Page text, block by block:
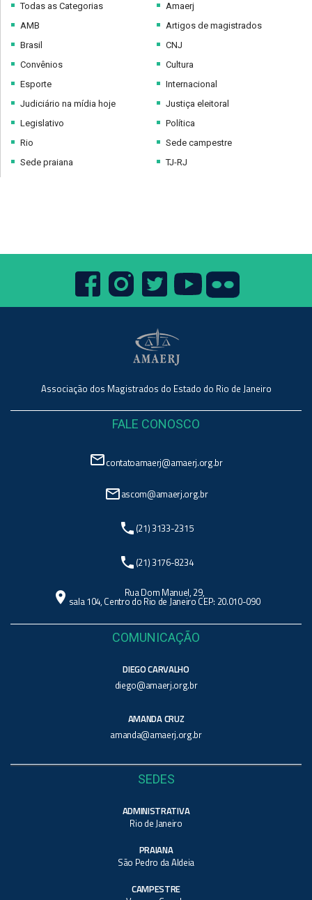
Todas as Categorias
AMB
Brasil
Convênios
Esporte
Judiciário na mídia hoje
Legislativo
Rio
Sede praiana
Amaerj
Artigos de magistrados
CNJ
Cultura
Internacional
Justiça eleitoral
Política
Sede campestre
TJ-RJ
Associação dos Magistrados do Estado do Rio de Janeiro
FALE CONOSCO
mail_outlinecontatoamaerj@amaerj.org.br
mail_outlineascom@amaerj.org.br
phone (21) 3133-2315
phone (21) 3176-8234
location_on Rua Dom Manuel, 29,
sala 104, Centro do Rio de Janeiro CEP: 20.010-090
COMUNICAÇÃO
DIEGO CARVALHO
diego@amaerj.org.br
AMANDA CRUZ
amanda@amaerj.org.br
SEDES
ADMINISTRATIVA
Rio de Janeiro
PRAIANA
São Pedro da Aldeia
CAMPESTRE